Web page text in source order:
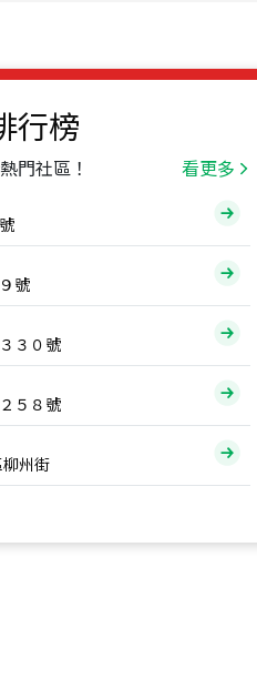
行榜
門社區！ 看更多
號
３０號
５８號
州街